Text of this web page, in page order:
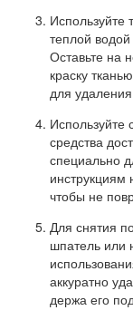
теплой
Оставьте на
краску
для
Используйте
средства
специально
инструкциям
чтобы не
Для снятия
шпатель или
аккуратно
держа его